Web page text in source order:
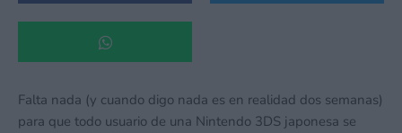
Falta nada (y cuando digo nada es en realidad dos semanas)
para que todo usuario de una Nintendo 3DS japonesa se